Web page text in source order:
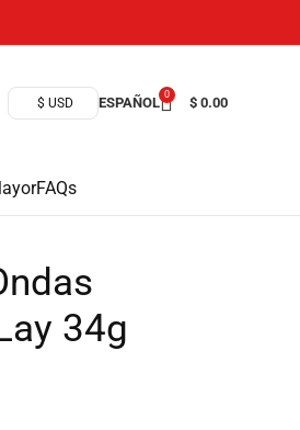
$ USD ESPAÑOL
0
$ 0.00
FAQs
34g